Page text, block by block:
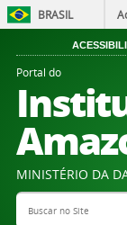
BRASIL
Portal do
MINISTÉRIO DA
Search Site